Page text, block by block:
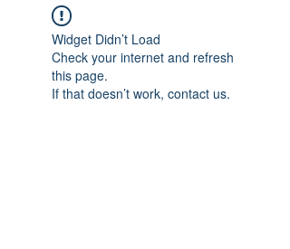
Widget Didn’t Load
Check your internet and refresh
this page.
If that doesn’t work, contact us.